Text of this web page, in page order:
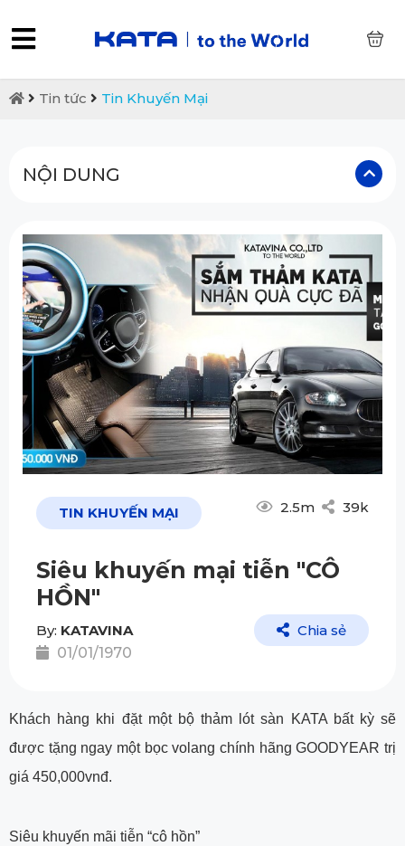
Tin tức Tin Khuyến Mại
NỘI DUNG
TIN KHUYẾN MẠI 2.5m 39k
Siêu khuyến mại tiễn "CÔ
HỒN"
By: KATAVINA
01/01/1970
Chia sẻ
Khách hàng khi đặt một bộ thảm lót sàn KATA bất kỳ sẽ
được tặng ngay một bọc volang chính hãng GOODYEAR trị
giá 450,000vnđ.
Siêu khuyến mãi tiễn “cô hồn”